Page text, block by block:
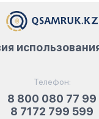
Телефон:
8 800 080 77 99
8 7172 799 599